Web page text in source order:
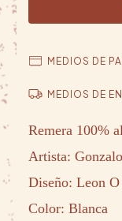
MEDIOS DE
MEDIOS DE
Remera 100%
Artista:
Diseño: Leon O
Color: Blanca